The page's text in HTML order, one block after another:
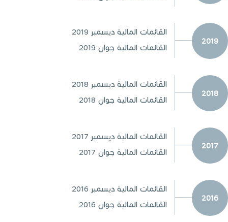
2019
القائمات المالية ديسمبر 2019
القائمات المالية جوان 2019
2018
القائمات المالية ديسمبر 2018
القائمات المالية جوان 2018
2017
القائمات المالية ديسمبر 2017
القائمات المالية جوان 2017
2016
القائمات المالية ديسمبر 2016
القائمات المالية جوان 2016